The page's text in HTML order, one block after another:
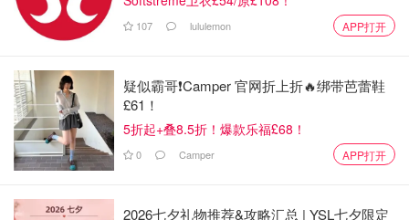
107 lululemon APP打开
疑似霸哥❗️Camper 官网折上折🔥绑带芭蕾鞋
£61！
5折起+叠8.5折！爆款乐福£68！
0 Camper APP打开
2026七夕礼物推荐&攻略汇总 | YSL七夕限定